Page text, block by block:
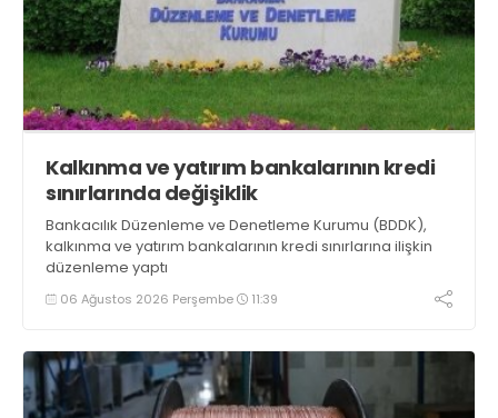
Kalkınma ve yatırım bankalarının kredi
sınırlarında değişiklik
Bankacılık Düzenleme ve Denetleme Kurumu (BDDK),
kalkınma ve yatırım bankalarının kredi sınırlarına ilişkin
düzenleme yaptı
06 Ağustos 2026 Perşembe 11:39